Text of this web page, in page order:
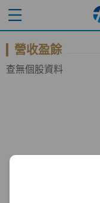
營收盈餘
查無個股資料